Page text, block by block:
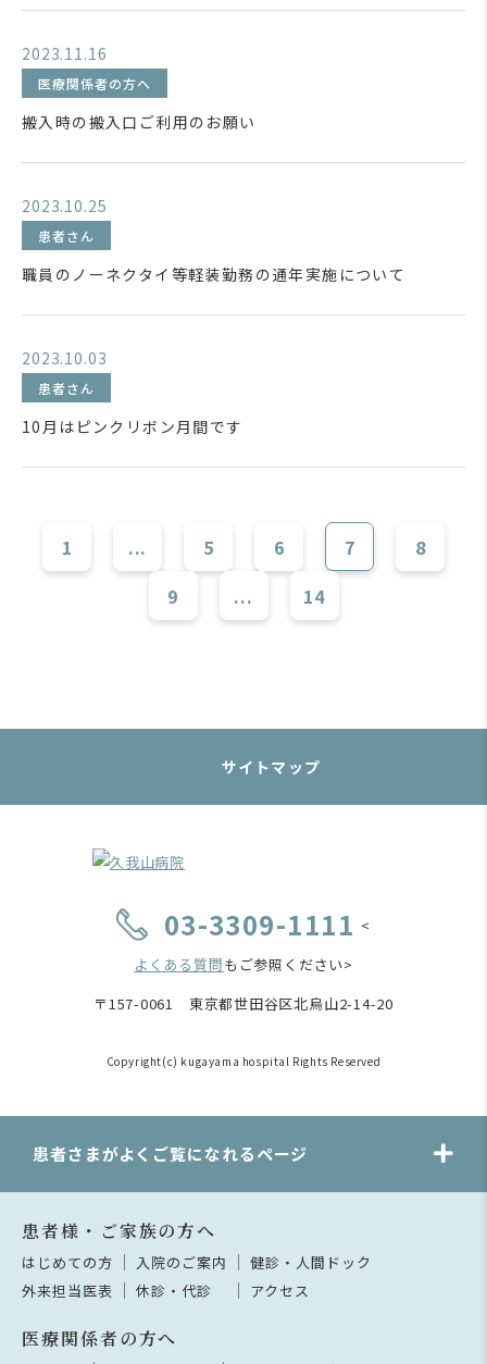
2023.11.16
医療関係者の方へ
搬入時の搬入口ご利用のお願い
2023.10.25
患者さん
職員のノーネクタイ等軽装勤務の通年実施について
2023.10.03
患者さん
10月はピンクリボン月間です
1 ... 5 6 7
8
9
... 14
サイトマップ
03-3309-1111 <
よくある質問もご参照ください>
〒157-0061 東京都世田谷区北烏山2-14-20
Copyright(c) kugayama hospital Rights Reserved
患者さまがよくご覧になれるページ
患者様・ご家族の方へ
はじめての方 入院のご案内
健診・人間ドック
外来担当医表
休診・代診 アクセス
医療関係者の方へ